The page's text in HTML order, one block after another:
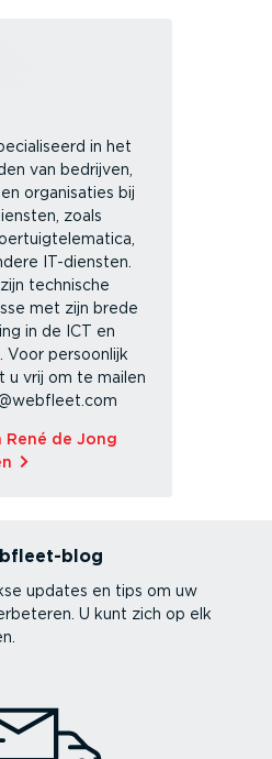
in het
van bedrijven,
organisaties bij
zoals
IT-diensten.
technische
met zijn brede
in de ICT en
Voor persoonlijk
vrij om te mailen
René de Jong
blog
updates en tips om uw
U kunt zich op elk